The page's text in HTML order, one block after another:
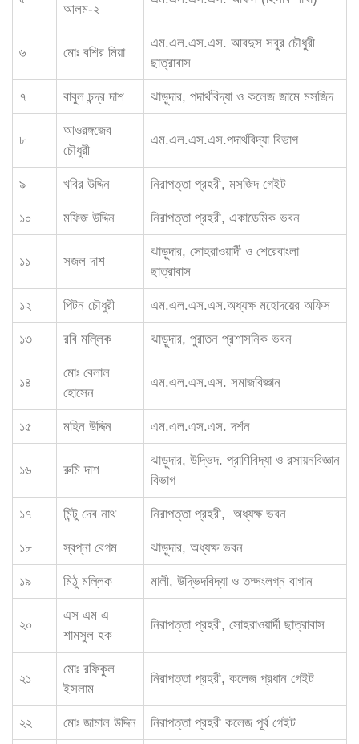
আলম-২
৬ মোঃ বশির মিয়া
এম.এল.এস.এস. আবদুস সবুর চৌধুরী
ছাত্রাবাস
৭ বাবুল চন্দ্র দাশ ঝাড়ুদার, পদার্থবিদ্যা ও কলেজ জামে মসজিদ
৮
আওরঙ্গজেব
চৌধুরী
এম.এল.এস.এস.পদার্থবিদ্যা বিভাগ
৯ খবির উদ্দিন নিরাপত্তা প্রহরী, মসজিদ গেইট
১০ মফিজ উদ্দিন নিরাপত্তা প্রহরী, একাডেমিক ভবন
১১ সজল দাশ
ঝাড়ুদার, সোহরাওয়ার্দী ও শেরেবাংলা
ছাত্রাবাস
১২ পিটন চৌধুরী এম.এল.এস.এস.অধ্যক্ষ মহোদয়ের অফিস
১৩ রবি মল্লিক ঝাড়ুদার, পুরাতন প্রশাসনিক ভবন
১৪
মোঃ বেলাল
হোসেন
এম.এল.এস.এস. সমাজবিজ্ঞান
১৫ মহিন উদ্দিন এম.এল.এস.এস. দর্শন
১৬ রুমি দাশ
ঝাড়ুদার, উদ্ভিদ. প্রাণিবিদ্যা ও রসায়নবিজ্ঞান
বিভাগ
১৭ মিন্টু দেব নাথ নিরাপত্তা প্রহরী, অধ্যক্ষ ভবন
১৮ স্বপ্না বেগম ঝাড়ুদার, অধ্যক্ষ ভবন
১৯ মিঠু মল্লিক মালী, উদ্ভিদবিদ্যা ও তদ্সংলগ্ন বাগান
২০
এস এম এ
শামসুল হক
নিরাপত্তা প্রহরী, সোহরাওয়ার্দী ছাত্রাবাস
২১
মোঃ রফিকুল
ইসলাম
নিরাপত্তা প্রহরী, কলেজ প্রধান গেইট
২২ মোঃ জামাল উদ্দিন নিরাপত্তা প্রহরী কলেজ পূর্ব গেইট